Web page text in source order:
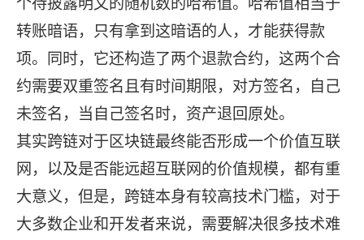
转账暗语，只有拿到这暗语的人，才能获得款
项。同时，它还构造了两个退款合约，这两个合
约需要双重签名且有时间期限，对方签名，自己
未签名，当自己签名时，资产退回原处。
其实跨链对于区块链最终能否形成一个价值互联
网，以及是否能远超互联网的价值规模，都有重
大意义，但是，跨链本身有较高技术门槛，对于
大多数企业和开发者来说，需要解决很多技术难